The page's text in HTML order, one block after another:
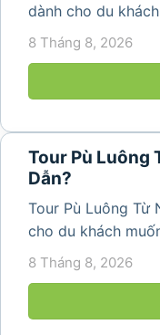
dành cho du
phố để tìm về
những bản làng
thang đặc trưng.
8 Tháng 8, 2026
Tour Pù Luông
Dẫn?
Tour Pù Luông Từ
cho du khách
bản làng và tận
8 Tháng 8, 2026